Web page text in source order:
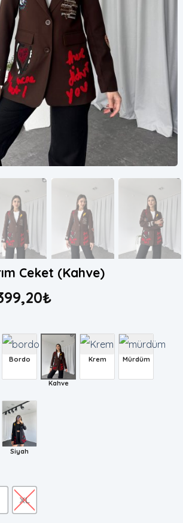
Ceket (Kahve)
₺
Bordo
Kahve
Krem Mürdüm
Siyah
XL